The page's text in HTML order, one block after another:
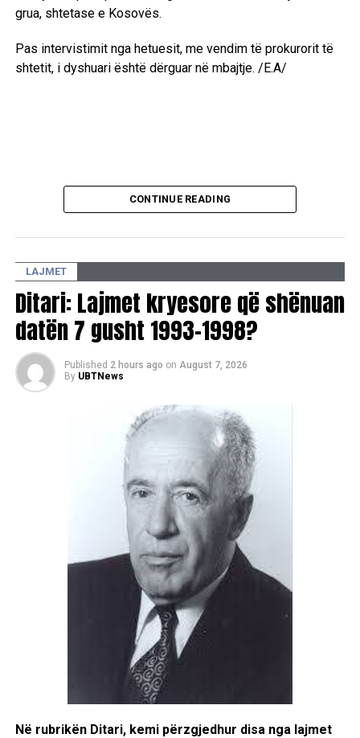
grua, shtetase e Kosovës.
Pas intervistimit nga hetuesit, me vendim të prokurorit të
shtetit, i dyshuari është dërguar në mbajtje. /E.A/
CONTINUE READING
LAJMET
Ditari: Lajmet kryesore që shënuan
datën 7 gusht 1993-1998?
Published 2 hours ago on August 7, 2026
By UBTNews
Në rubrikën Ditari, kemi përzgjedhur disa nga lajmet